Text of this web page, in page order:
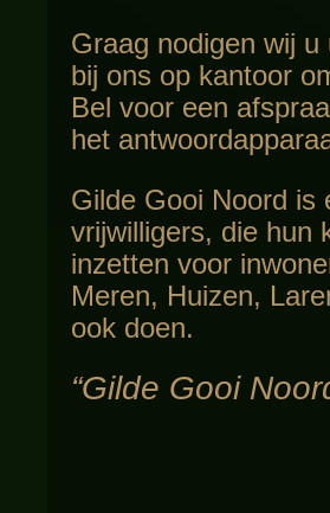
Graag nodigen wij
bij ons op kantoor
Bel voor een
het
Gilde Gooi Noord is
vrijwilligers, die hun
inzetten voor
Meren, Huizen,
ook doen.
“Gilde Gooi